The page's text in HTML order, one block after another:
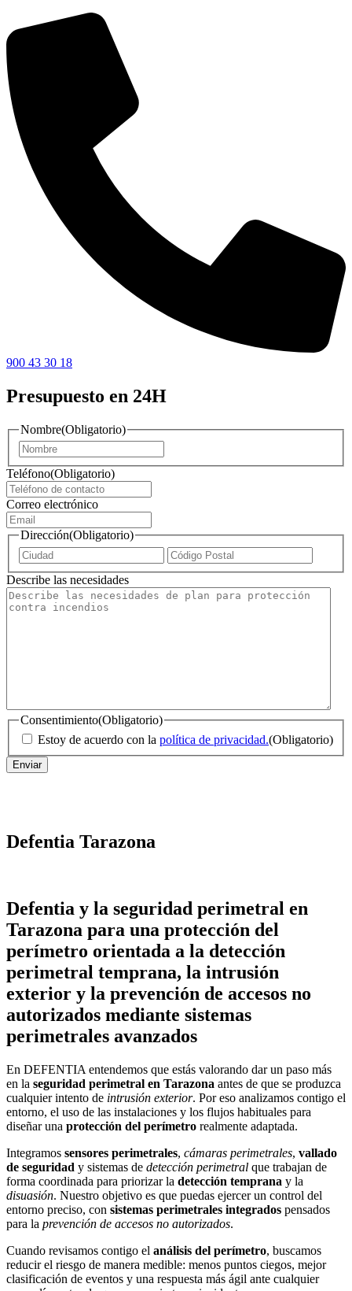
900 43 30 18
Presupuesto en 24H
Nombre(Obligatorio)
Teléfono(Obligatorio)
Correo electrónico
Dirección(Obligatorio)
Ciudad
Describe las necesidades
Consentimiento(Obligatorio)
Estoy de acuerdo con la política de privacidad.(Obligatorio)
Defentia Tarazona
Defentia y la seguridad perimetral en
Tarazona para una protección del
perímetro orientada a la detección
perimetral temprana, la intrusión
exterior y la prevención de accesos no
autorizados mediante sistemas
perimetrales avanzados
En DEFENTIA entendemos que estás valorando dar un paso más
en la seguridad perimetral en Tarazona antes de que se produzca
cualquier intento de intrusión exterior. Por eso analizamos contigo el
entorno, el uso de las instalaciones y los flujos habituales para
diseñar una protección del perímetro realmente adaptada.
Integramos sensores perimetrales, cámaras perimetrales, vallado
de seguridad y sistemas de detección perimetral que trabajan de
forma coordinada para priorizar la detección temprana y la
disuasión. Nuestro objetivo es que puedas ejercer un control del
entorno preciso, con sistemas perimetrales integrados pensados
para la prevención de accesos no autorizados.
Cuando revisamos contigo el análisis del perímetro, buscamos
reducir el riesgo de manera medible: menos puntos ciegos, mejor
clasificación de eventos y una respuesta más ágil ante cualquier